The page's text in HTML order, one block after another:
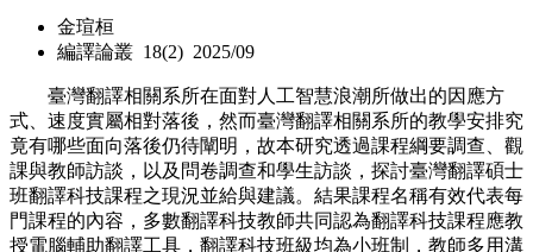
金瑄桓
編譯論叢 18(2) 2025/09
臺灣翻譯相關系所在面對人工智慧浪潮所做出的因應方
式、速度實屬相對落後，然而臺灣翻譯相關系所的教學安排究
竟有哪些面向落後仍待闡明，故本研究透過課程綱要調查、觀
課與教師訪談，以及問卷調查和學生訪談，探討臺灣翻譯碩士
班翻譯科技課程之現況並給與建議。結果課程名稱有效代表每
門課程的內容，多數翻譯科技教師共同認為翻譯科技課程應教
授電腦輔助翻譯工具，翻譯科技班級均為小班制，教師多用溝